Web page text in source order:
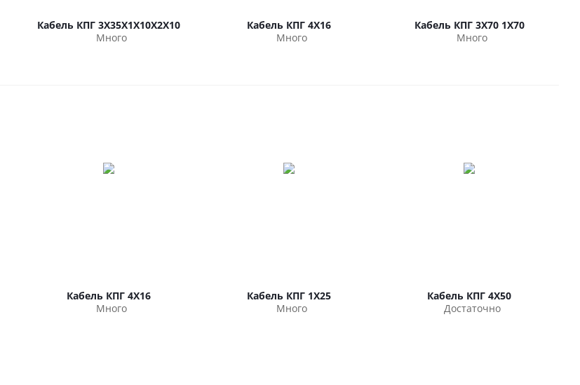
Кабель КПГ 3Х35Х1Х10Х2Х10
Много
Кабель КПГ 4Х16
Много
Кабель КПГ 3Х70 1Х70
Много
Кабель КПГ 4Х16
Много
Кабель КПГ 1Х25
Много
Кабель КПГ 4Х50
Достаточно